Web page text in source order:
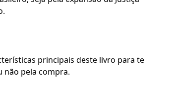
principais deste livro para te
não pela compra.